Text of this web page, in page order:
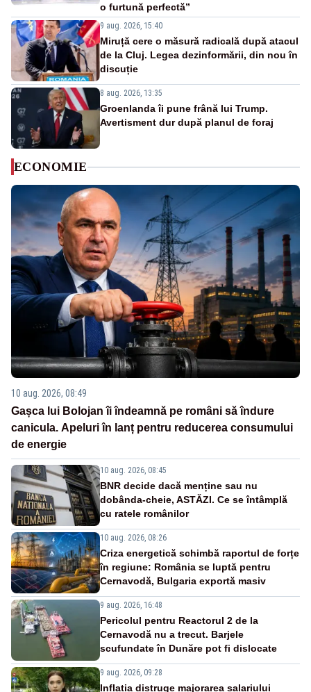
o furtună perfectă”
9 aug. 2026, 15:40
Miruță cere o măsură radicală după atacul
de la Cluj. Legea dezinformării, din nou în
discuție
8 aug. 2026, 13:35
Groenlanda îi pune frână lui Trump.
Avertisment dur după planul de foraj
ECONOMIE
10 aug. 2026, 08:49
Gașca lui Bolojan îi îndeamnă pe români să îndure
canicula. Apeluri în lanț pentru reducerea consumului
de energie
10 aug. 2026, 08:45
BNR decide dacă menține sau nu
dobânda-cheie, ASTĂZI. Ce se întâmplă
cu ratele românilor
10 aug. 2026, 08:26
Criza energetică schimbă raportul de forțe
în regiune: România se luptă pentru
Cernavodă, Bulgaria exportă masiv
9 aug. 2026, 16:48
Pericolul pentru Reactorul 2 de la
Cernavodă nu a trecut. Barjele
scufundate în Dunăre pot fi dislocate
9 aug. 2026, 09:28
Inflația distruge majorarea salariului